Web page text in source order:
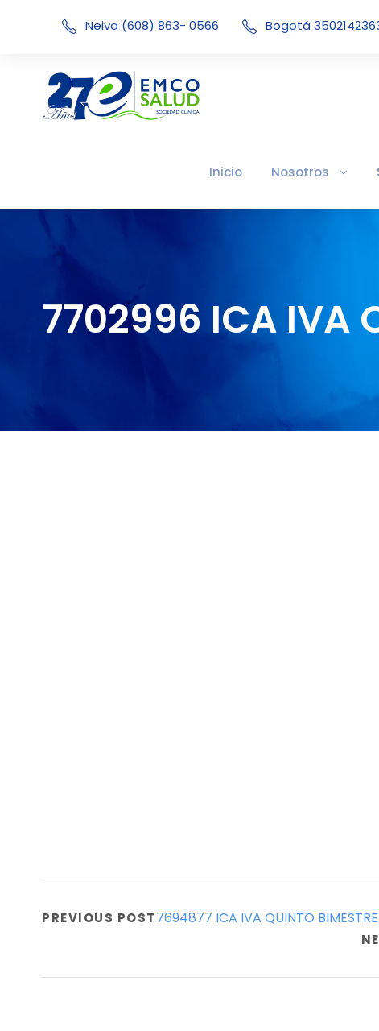
Neiva (608) 863- 0566 Bogotá
Inicio Nosotros
7702996 ICA IVA
PREVIOUS POST7694877 ICA IVA QUINTO